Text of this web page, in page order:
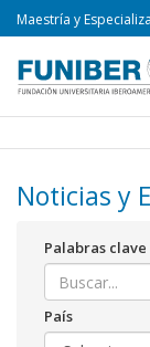
Maestría y
Noticias y
Palabras clave
País